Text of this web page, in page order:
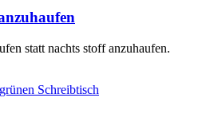
statt nachts stoff anzuhaufen.